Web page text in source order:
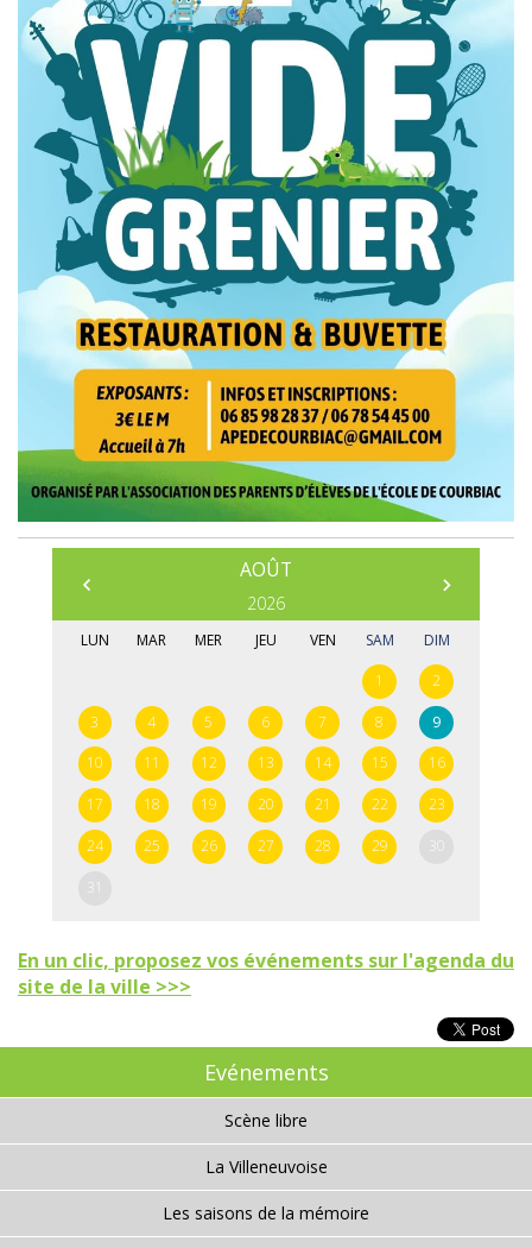
AOÛT
2026
LUN MAR MER JEU VEN SAM
DIM
1
2
3 4 5 6 7 8 9
10 11 12 13 14 15 16
17 18 19 20 21 22 23
24 25 26 27 28 29 30
31
En un clic, proposez vos événements sur l'agenda du
site de la ville >>>
Evénements
Scène libre
La Villeneuvoise
Les saisons de la mémoire